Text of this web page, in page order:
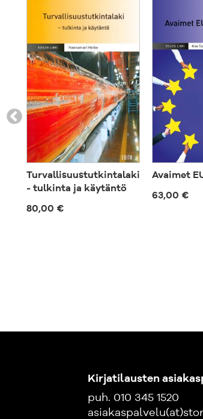
Turvallisuustutkintalaki
- tulkinta ja käytäntö
80,00 €
Avaimet
63,00 €
Kirjatilausten
puh. 010 345 1520